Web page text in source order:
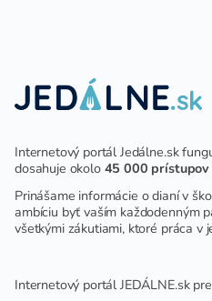
Internetový portál Jedálne.sk
dosahuje okolo 45 000 prístupov
Prinášame informácie o dianí v
ambíciu byť vaším každodenným
všetkými zákutiami, ktoré práca v
Internetový portál JEDÁLNE.sk